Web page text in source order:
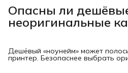
Опасны ли
неоригинальные
Дешёвый «ноунейм» может
принтер. Безопаснее выбрать